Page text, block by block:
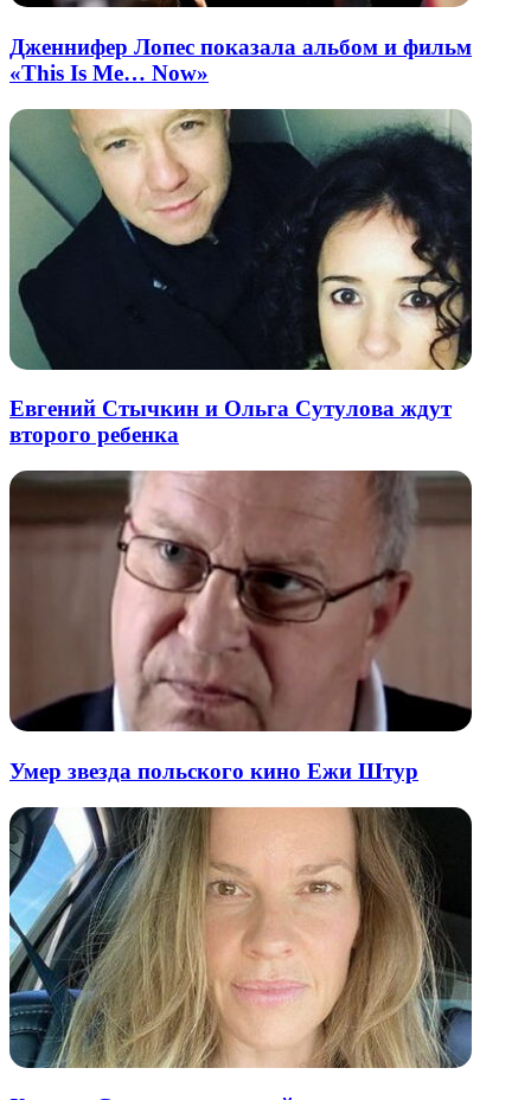
Дженнифер Лопес показала альбом и фильм
«This Is Me… Now»
Евгений Стычкин и Ольга Сутулова ждут
второго ребенка
Умер звезда польского кино Ежи Штур